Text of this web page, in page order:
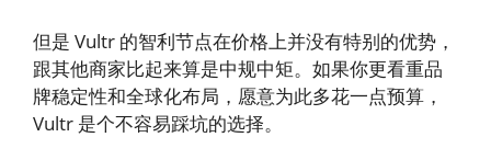
但是 Vultr 的智利节点在价格上并没有特别的优势，
跟其他商家比起来算是中规中矩。如果你更看重品
牌稳定性和全球化布局，愿意为此多花一点预算，
Vultr 是个不容易踩坑的选择。